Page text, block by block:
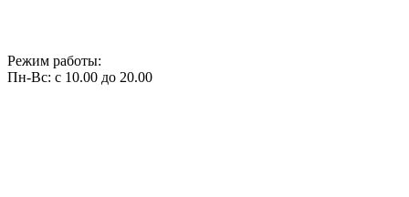
Режим работы:
Пн-Вс: с 10.00 до 20.00